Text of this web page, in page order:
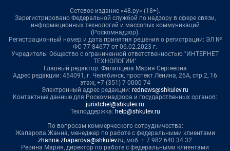
Сетевое издание «48.ру» (18+).
Зарегистрировано Федеральной службой по надзору в сфере связи,
информационных технологий и массовых коммуникаций
(Роскомнадзор).
Регистрационный номер и дата принятия решения о регистрации: ЭЛ №
ФС 77-84677 от 06.02.2023 г.
Учредитель: Общество с ограниченной ответственностью "ИНТЕРНЕТ
ТЕХНОЛОГИИ"
Главный редактор: Филипцева Мария Сергеевна
Адрес редакции: 454091, г. Челябинск, проспект Ленина, 26А, стр.2, 16
этаж, +7 (351) 7-0000-74
Электронный адрес редакции: rednews@shkulev.ru
Контактные данные для Роскомнадзора и государственных органов:
juristchel@shkulev.ru
Техподдержка: help@shkulev.ru
По вопросам коммерческого сотрудничества:
Жапарова Жанна, менеджер по работе с федеральными клиентами
zhanna.zhaparova@shkulev.ru, моб. + 7 982 640 34 32
Ревина Мария, директор по работе с федеральными клиентами